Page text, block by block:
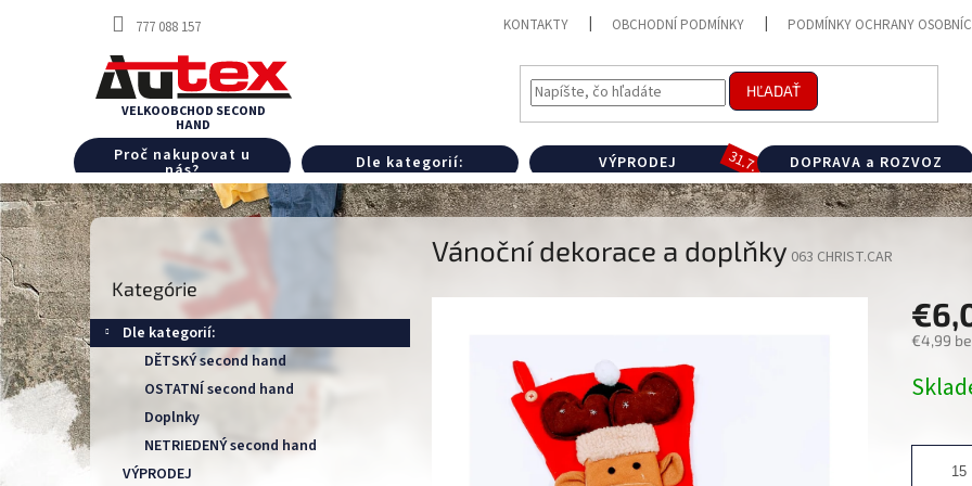
777 088 157 KONTAKTY OBCHODNÍ PODMÍNKY PODMÍNKY OCHRANY
HĽADAŤ
Proč nakupovat u
nás? Dle kategorií: VÝPRODEJ DOPRAVA a ROZVOZ
B
o
č
n
ý
p
a
n
e
l
Preskočiť
kategórie
Kategórie
Dle kategorií:
DĚTSKÝ second hand
OSTATNÍ second hand
Doplnky
NETRIEDENÝ second hand
VÝPRODEJ
Vánoční dekorace a doplňky 063 CHRIST.CAR
€4,99
cena: